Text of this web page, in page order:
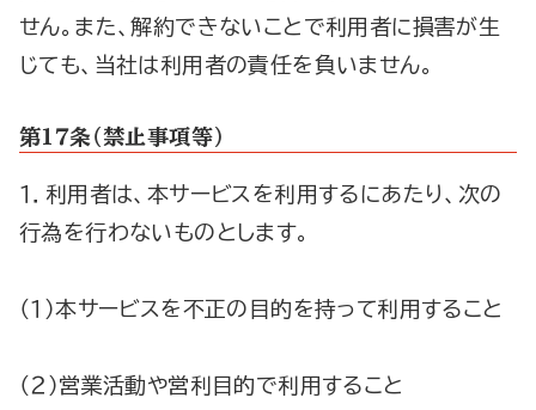
せん。また、解約できないことで利用者に損害が生
じても、当社は利用者の責任を負いません。
第1７条（禁止事項等）
１．利用者は、本サービスを利用するにあたり、次の
行為を行わないものとします。
（１）本サービスを不正の目的を持って利用すること
（２）営業活動や営利目的で利用すること